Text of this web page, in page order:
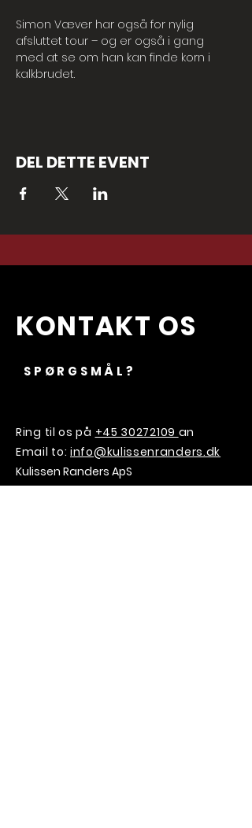
Simon Væver har også for nylig
afsluttet tour – og er også i gang
med at se om han kan finde korn i
kalkbrudet.
DEL DETTE EVENT
KONTAKT OS
SPØRGSMÅL?
Ring til os på +45 30272109 an
Email to: info@kulissenranders.dk
Kulissen Randers ApS